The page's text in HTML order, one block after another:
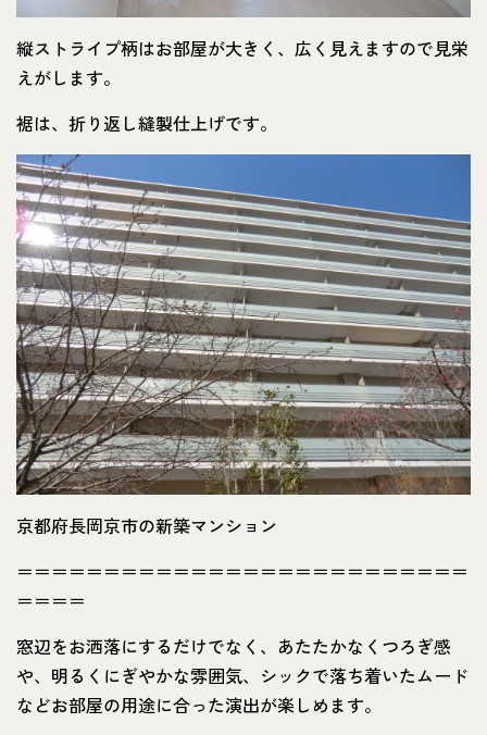
縦ストライプ柄はお部屋が大きく、広く見えますので見栄
えがします。
裾は、折り返し縫製仕上げです。
京都府長岡京市の新築マンション
＝＝＝＝＝＝＝＝＝＝＝＝＝＝＝＝＝＝＝＝＝＝＝＝＝＝
＝＝＝＝
窓辺をお洒落にするだけでなく、あたたかなくつろぎ感
や、明るくにぎやかな雰囲気、シックで落ち着いたムード
などお部屋の用途に合った演出が楽しめます。